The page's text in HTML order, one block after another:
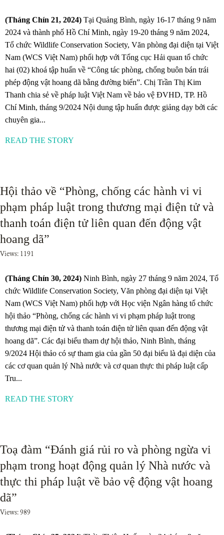
(Tháng Chín 21, 2024) Tại Quảng Bình, ngày 16-17 tháng 9 năm
2024 và thành phố Hồ Chí Minh, ngày 19-20 tháng 9 năm 2024,
Tổ chức Wildlife Conservation Society, Văn phòng đại diện tại Việt
Nam (WCS Việt Nam) phối hợp với Tổng cục Hải quan tổ chức
hai (02) khoá tập huấn về “Công tác phòng, chống buôn bán trái
phép động vật hoang dã bằng đường biển”. Chị Trần Thị Kim
Thanh chia sẻ về pháp luật Việt Nam về bảo vệ ĐVHD, TP. Hồ
Chí Minh, tháng 9/2024 Nội dung tập huấn được giảng dạy bởi các
chuyên gia...
READ THE STORY
Hội thảo về “Phòng, chống các hành vi vi
phạm pháp luật trong thương mại điện tử và
thanh toán điện tử liên quan đến động vật
hoang dã”
Views: 1191
(Tháng Chín 30, 2024) Ninh Bình, ngày 27 tháng 9 năm 2024, Tổ
chức Wildlife Conservation Society, Văn phòng đại diện tại Việt
Nam (WCS Việt Nam) phối hợp với Học viện Ngân hàng tổ chức
hội thảo “Phòng, chống các hành vi vi phạm pháp luật trong
thương mại điện tử và thanh toán điện tử liên quan đến động vật
hoang dã”. Các đại biểu tham dự hội thảo, Ninh Bình, tháng
9/2024 Hội thảo có sự tham gia của gần 50 đại biểu là đại diện của
các cơ quan quản lý Nhà nước và cơ quan thực thi pháp luật cấp
Tru...
READ THE STORY
Toạ đàm “Đánh giá rủi ro và phòng ngừa vi
phạm trong hoạt động quản lý Nhà nước và
thực thi pháp luật về bảo vệ động vật hoang
dã”
Views: 989